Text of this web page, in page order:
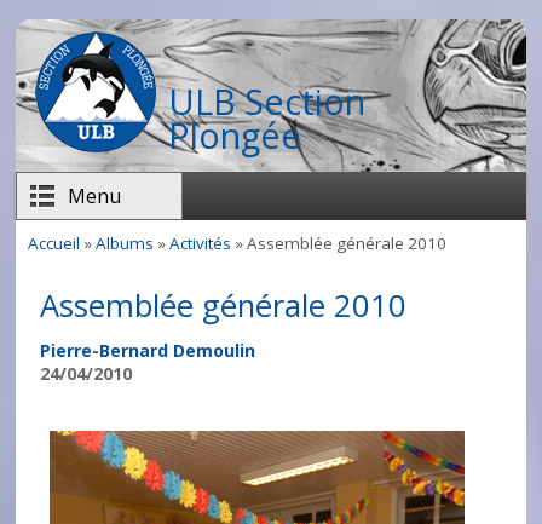
Aller au contenu principal
ULB Section
Plongée
Menu
Accueil »Albums »Activités » Assemblée générale 2010
Assemblée générale 2010
Pierre-Bernard Demoulin
24/04/2010